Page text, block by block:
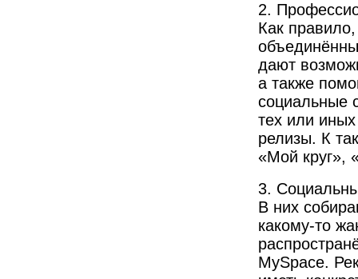
2.
Как
дают
а также
социальные
тех или
релизы. К
«Мой круг»,
3.
В них
какому-то
MySpace.